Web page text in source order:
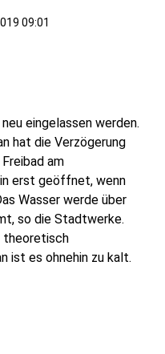
09:01
eingelassen werden.
hat die Verzögerung
am
erst geöffnet, wenn
Wasser werde über
so die Stadtwerke.
theoretisch
ist es ohnehin zu kalt.